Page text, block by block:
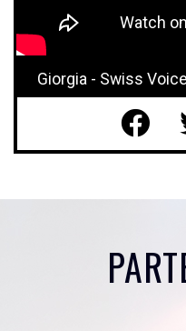
Giorgia - Swiss